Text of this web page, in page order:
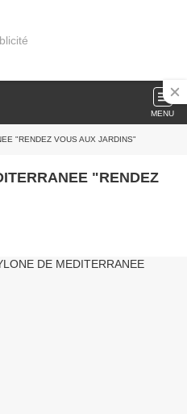
MENU
"RENDEZ VOUS AUX JARDINS"
"RENDEZ